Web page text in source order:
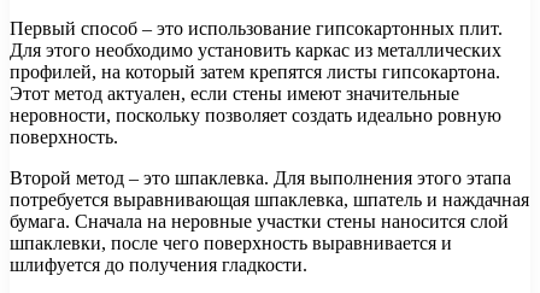
Первый способ – это использование гипсокартонных плит.
Для этого необходимо установить каркас из металлических
профилей, на который затем крепятся листы гипсокартона.
Этот метод актуален, если стены имеют значительные
неровности, поскольку позволяет создать идеально ровную
поверхность.
Второй метод – это шпаклевка. Для выполнения этого этапа
потребуется выравнивающая шпаклевка, шпатель и наждачная
бумага. Сначала на неровные участки стены наносится слой
шпаклевки, после чего поверхность выравнивается и
шлифуется до получения гладкости.